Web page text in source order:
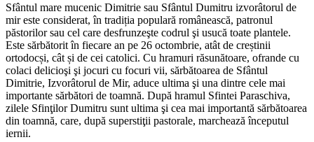
Sfântul mare mucenic Dimitrie sau Sfântul Dumitru izvorâtorul de
mir este considerat, în tradiția populară românească, patronul
păstorilor sau cel care desfrunzeşte codrul şi usucă toate plantele.
Este sărbătorit în fiecare an pe 26 octombrie, atât de creștinii
ortodocși, cât și de cei catolici. Cu hramuri răsunătoare, ofrande cu
colaci delicioşi şi jocuri cu focuri vii, sărbătoarea de Sfântul
Dimitrie, Izvorâtorul de Mir, aduce ultima şi una dintre cele mai
importante sărbători de toamnă. După hramul Sfintei Paraschiva,
zilele Sfinţilor Dumitru sunt ultima şi cea mai importantă sărbătoarea
din toamnă, care, după superstiţii pastorale, marchează începutul
iernii.